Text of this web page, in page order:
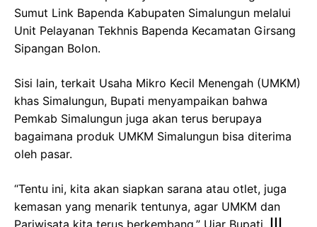
Sumut Link Bapenda Kabupaten Simalungun melalui
Unit Pelayanan Tekhnis Bapenda Kecamatan Girsang
Sipangan Bolon.
Sisi lain, terkait Usaha Mikro Kecil Menengah (UMKM)
khas Simalungun, Bupati menyampaikan bahwa
Pemkab Simalungun juga akan terus berupaya
bagaimana produk UMKM Simalungun bisa diterima
oleh pasar.
“Tentu ini, kita akan siapkan sarana atau otlet, juga
kemasan yang menarik tentunya, agar UMKM dan
Pariwisata kita terus berkembang,” Ujar Bupati.